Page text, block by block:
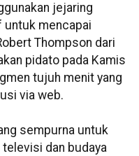
jejaring
mencapai
Thompson dari
pidato pada Kamis
tujuh menit yang
via web.
sempurna untuk
televisi dan budaya